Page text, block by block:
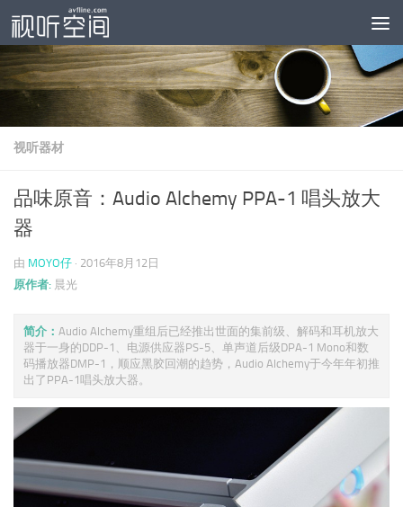
跳至内容
视听器材
品味原音：Audio Alchemy PPA-1 唱头放大
器
由 MOYO仔 · 2016年8月12日
原作者: 晨光
简介： Audio Alchemy重组后已经推出世面的集前级、解码和耳机放大
器于一身的DDP-1、电源供应器PS-5、单声道后级DPA-1 Mono和数
码播放器DMP-1，顺应黑胶回潮的趋势，Audio Alchemy于今年年初推
出了PPA-1唱头放大器。